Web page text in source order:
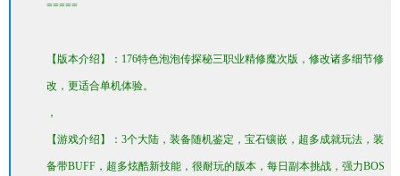
=====
【版本介绍】：176特色泡泡传探秘三职业精修魔次版，修改诸多细节修
改，更适合单机体验。
，
【游戏介绍】：3个大陆，装备随机鉴定，宝石镶嵌，超多成就玩法，装
备带BUFF，超多炫酷新技能，很耐玩的版本，每日副本挑战，强力BOS